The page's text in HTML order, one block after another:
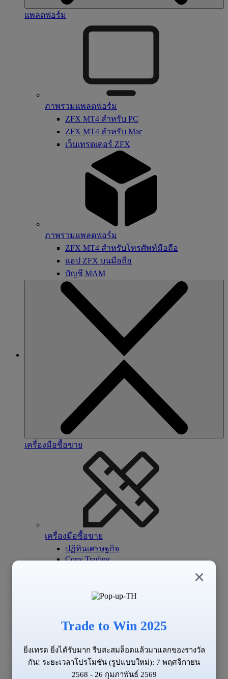
แพลตฟอร์ม
ภาพรวมแพลตฟอร์ม
ZFX MT4 สำหรับ PC
ZFX MT4 สำหรับ Mac
เว็บเทรดเดอร์ ZFX
ภาพรวมแพลตฟอร์ม
ZFX MT4 สำหรับโทรศัพท์มือถือ
แอป ZFX บนมือถือ
บัญชี MAM
เครื่องมือซื้อขาย
เครื่องมือซื้อขาย
ปฏิทินเศรษฐกิจ
Copy Trading
ข้อมูลของตลาด
ข่าวสาร
×
Trade to Win 2025
ยิ่งเทรด ยิ่งได้รับมาก รีบสะสมล็อตแล้วมาแลกของรางวัล
กัน! ระยะเวลาโปรโมชัน (รูปแบบใหม่): 7 พฤศจิกายน
2568 - 26 กุมภาพันธ์ 2569